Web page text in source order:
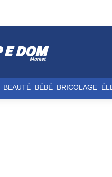
BEAUTÉ BÉBÉ BRICOLAGE